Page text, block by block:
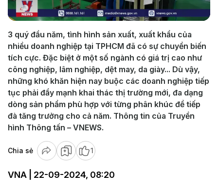
Video
3 quý đầu năm, tình hình sản xuất, xuất khẩu của
nhiều doanh nghiệp tại TPHCM đã có sự chuyển biến
tích cực. Đặc biệt ở một số ngành có giá trị cao như
công nghiệp, lâm nghiệp, dệt may, da giày... Dù vậy,
những khó khăn hiện nay buộc các doanh nghiệp tiếp
tục phải đẩy mạnh khai thác thị trường mới, đa dạng
dòng sản phẩm phù hợp với từng phân khúc để tiếp
đà tăng trưởng cho cả năm. Thông tin của Truyền
hình Thông tấn – VNEWS.
Chia sẻ 1
VNA | 22-09-2024, 08:20